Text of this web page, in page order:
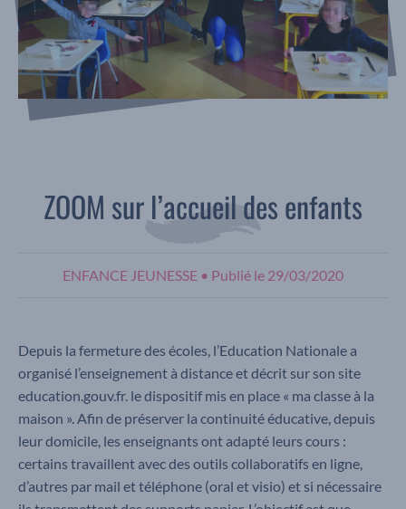
ZOOM sur l’accueil des enfants
ENFANCE JEUNESSE • Publié le 29/03/2020
Depuis la fermeture des écoles, l’Education Nationale a
organisé l’enseignement à distance et décrit sur son site
education.gouv.fr. le dispositif mis en place « ma classe à la
maison ». Afin de préserver la continuité éducative, depuis
leur domicile, les enseignants ont adapté leurs cours :
certains travaillent avec des outils collaboratifs en ligne,
d’autres par mail et téléphone (oral et visio) et si nécessaire